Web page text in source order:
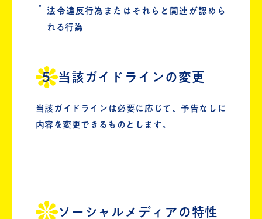
法令違反行為またはそれらと関連が認めら
れる行為
当該ガイドラインの変更
当該ガイドラインは必要に応じて、予告なしに
内容を変更できるものとします。
ソーシャルメディアの特性